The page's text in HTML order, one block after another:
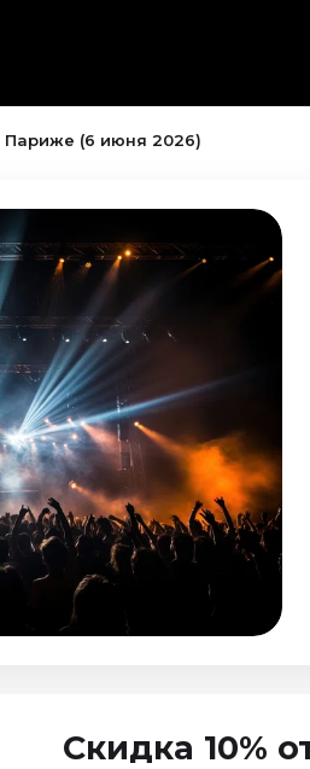
Париже (6 июня 2026)
Скидка 10%